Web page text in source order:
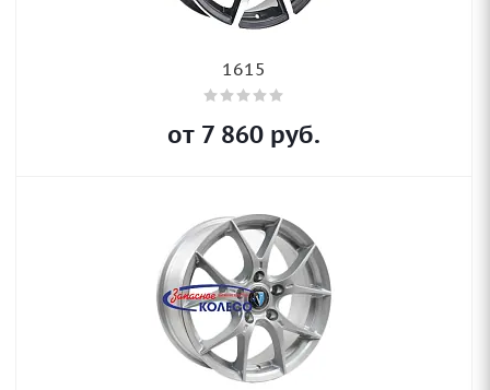
1615
от 7 860 руб.